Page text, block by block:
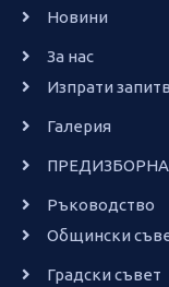
Новини
За нас
Изпрати
Галерия
Ръководство
Общински
Градски съвет